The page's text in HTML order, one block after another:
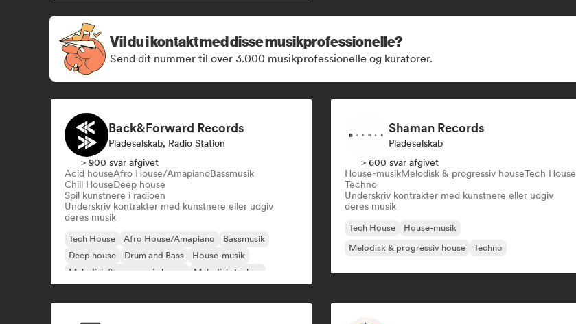
Vil du i kontakt med disse musikprofessionelle?
Send dit nummer til over 3.000 musikprofessionelle og kuratorer.
Back&Forward Records
Pladeselskab, Radio Station
> 900 svar afgivet
Acid houseAfro House/AmapianoBassmusik
Chill HouseDeep house
Spil kunstnere i radioen
Underskriv kontrakter med kunstnere eller udgiv
deres musik
Tech House Afro House/Amapiano
Bassmusik
Deep house
Drum and Bass
House-musik
Melodisk & progressiv house
Melodisk Techno
Shaman Records
Pladeselskab
> 600 svar afgivet
House-musikMelodisk & progressiv houseTech House
Techno
Underskriv kontrakter med kunstnere eller udgiv
deres musik
Tech House
House-musik
Melodisk & progressiv house
Techno